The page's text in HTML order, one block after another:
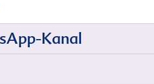
Kanal